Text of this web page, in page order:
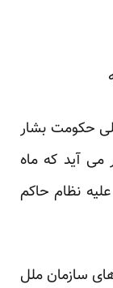
حکومت بشار
آید که ماه
نظام حاکم
سازمان ملل